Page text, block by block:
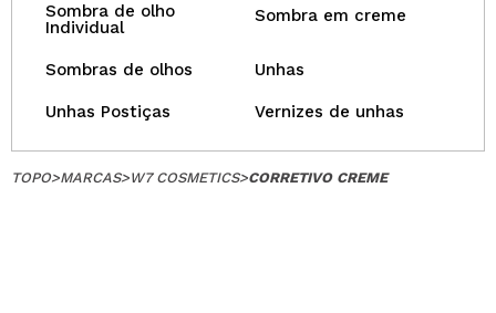
Sombra de olho
Individual
Sombra em creme
Sombras de olhos Unhas
Unhas Postiças Vernizes de unhas
TOPO>MARCAS>W7 COSMETICS>CORRETIVO CREME